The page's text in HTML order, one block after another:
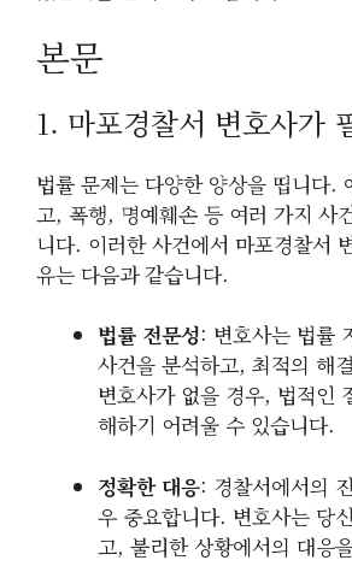
본문
1. 마포경찰서 변호사가
법률 문제는 다양한 양상을 띱니다.
고, 폭행, 명예훼손 등 여러 가지 사
니다. 이러한 사건에서 마포경찰서
유는 다음과 같습니다.
법률 전문성: 변호사는 법률
사건을 분석하고, 최적의 해
변호사가 없을 경우, 법적인
해하기 어려울 수 있습니다.
정확한 대응: 경찰서에서의
우 중요합니다. 변호사는 당
고, 불리한 상황에서의 대응